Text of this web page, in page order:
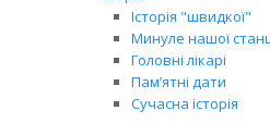
Історія "швидкої"
Минуле нашої
Головні лікарі
Пам’ятні дати
Сучасна історія